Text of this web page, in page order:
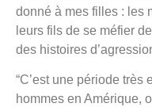
donné à mes filles : les
leurs fils de se méfier
des histoires
“C’est une période très
hommes en Amérique,